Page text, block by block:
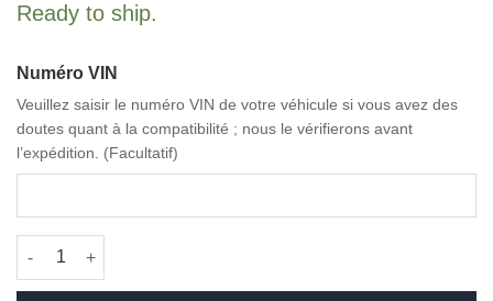
Ready to ship.
Numéro VIN
Veuillez saisir le numéro VIN de votre véhicule si vous avez des
doutes quant à la compatibilité ; nous le vérifierons avant
l’expédition. (Facultatif)
quantité de OEM BMW Wheel Center Caps 50 Year M 56mm -